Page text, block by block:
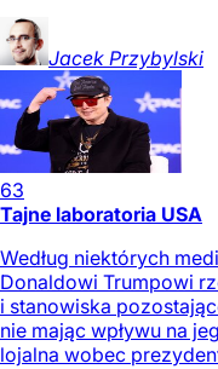
Jacek Przybylski
63
Tajne laboratoria USA
Według niektórych
Donaldowi Trumpowi
i stanowiska
nie mając wpływu na
lojalna wobec